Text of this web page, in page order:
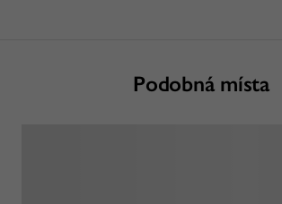
Podobná místa